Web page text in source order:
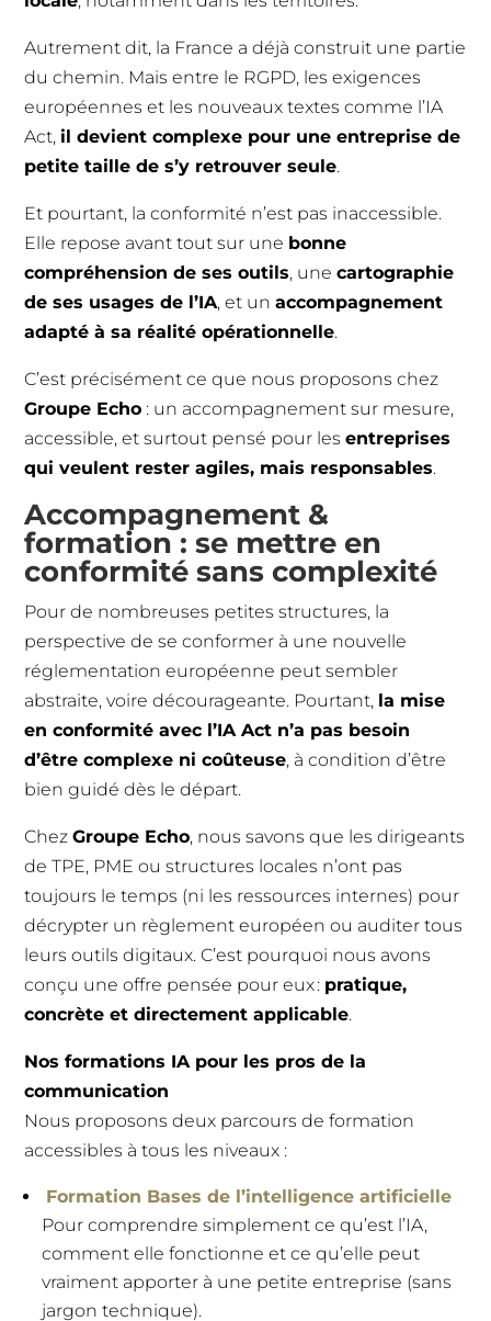
Autrement dit, la France a déjà construit une partie
du chemin. Mais entre le RGPD, les exigences
européennes et les nouveaux textes comme l’IA
Act, il devient complexe pour une entreprise de
petite taille de s’y retrouver seule.
Et pourtant, la conformité n’est pas inaccessible.
Elle repose avant tout sur une bonne
compréhension de ses outils, unecartographie
de ses usages de l’IA, et unaccompagnement
adapté à sa réalité opérationnelle.
C’est précisément ce que nous proposons chez
Groupe Echo : un accompagnement sur mesure,
accessible, et surtout pensé pour lesentreprises
qui veulent rester agiles, mais responsables.
Accompagnement &
formation : se mettre en
conformité sans complexité
Pour de nombreuses petites structures, la
perspective de se conformer à une nouvelle
réglementation européenne peut sembler
abstraite, voire décourageante. Pourtant, la mise
en conformité avec l’IA Act n’a pas besoin
d’être complexe ni coûteuse, à condition d’être
bien guidé dès le départ.
ChezGroupe Echo, nous savons que les dirigeants
de TPE, PME ou structures locales n’ont pas
toujours le temps (ni les ressources internes) pour
décrypter un règlement européen ou auditer tous
leurs outils digitaux. C’est pourquoi nous avons
conçu une offre pensée pour eux : pratique,
concrète et directement applicable.
Nos formations IA pour les pros de la
communication
Nous proposons deux parcours de formation
accessibles à tous les niveaux :
Formation Bases de l’intelligence artificielle
Pour comprendre simplement ce qu’est l’IA,
comment elle fonctionne et ce qu’elle peut
vraiment apporter à une petite entreprise (sans
jargon technique).